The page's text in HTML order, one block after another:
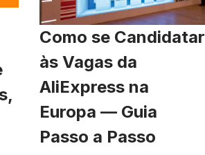
Como se Candidatar
às Vagas da
AliExpress na
Europa — Guia
Passo a Passo